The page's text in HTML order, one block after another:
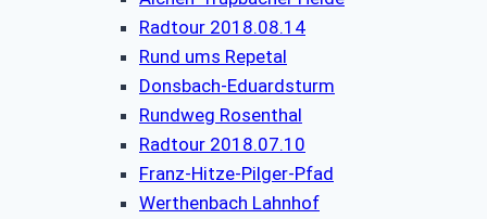
Radtour 2018.08.14
Rund ums Repetal
Donsbach-Eduardsturm
Rundweg Rosenthal
Radtour 2018.07.10
Franz-Hitze-Pilger-Pfad
Werthenbach Lahnhof